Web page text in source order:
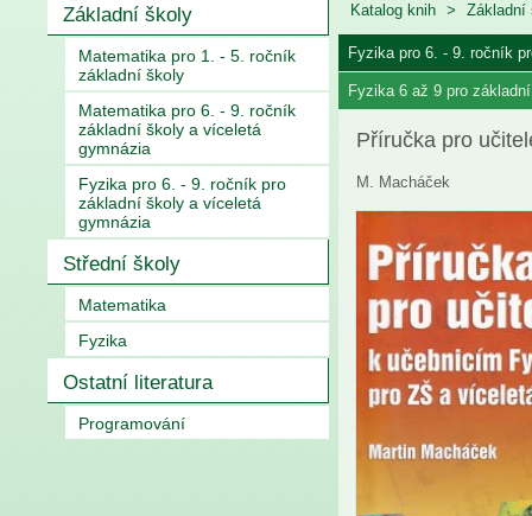
Základní školy
Matematika pro 1. - 5. ročník
základní školy
Matematika pro 6. - 9. ročník
základní školy a víceletá
gymnázia
Fyzika pro 6. - 9. ročník pro
základní školy a víceletá
gymnázia
Střední školy
Matematika
Fyzika
Ostatní literatura
Programování
Katalog knih Základní
Fyzika pro 6. - 9. ročník
Fyzika 6 až 9 pro
Příručka pro
M. Macháček